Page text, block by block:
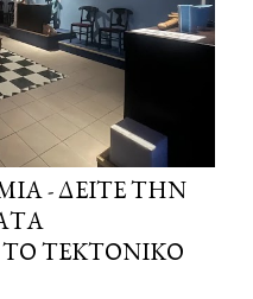
- ΔΕΊΤΕ ΤΗΝ
ΤΕΚΤΟΝΙΚΌ